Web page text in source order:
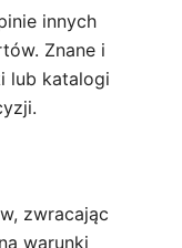
innych
Znane i
lub katalogi
zwracając
warunki